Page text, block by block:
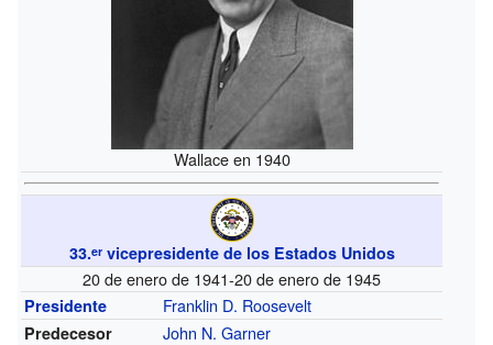
Wallace en 1940
33.er vicepresidente de los Estados Unidos
20 de enero de 1941-20 de enero de 1945
Presidente Franklin D. Roosevelt
Predecesor John N. Garner